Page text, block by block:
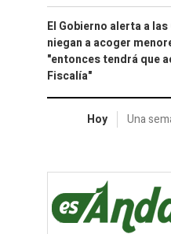
El Gobierno alerta a las
niegan a acoger
"entonces tendrá que
Fiscalía"
Hoy Una